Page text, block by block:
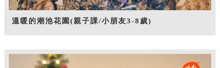
溫暖的潮池花園(親子課/小朋友3-8歲)